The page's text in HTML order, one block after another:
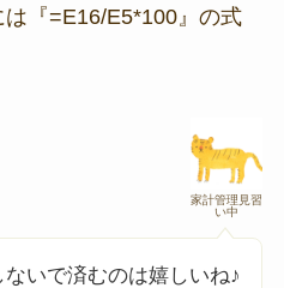
『=E16/E5*100』の式
家計管理見習
い中
いで済むのは嬉しいね♪